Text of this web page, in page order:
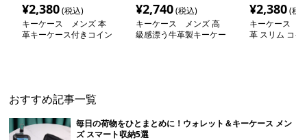
¥2,380(税込)
キーケース メンズ 本
革キーケース付きコイン
¥2,740(税込)
キーケース メンズ 高
級感漂う牛革製キーケー
¥2,380(税
キーケース
革 スリム コイ
おすすめ記事一覧
毎日の荷物をひとまとめに！ウォレット＆キーケース メン
ズ スマート収納5選